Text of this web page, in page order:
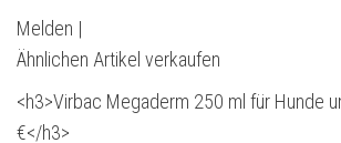
Melden |
Ähnlichen Artikel verkaufen
<h3>Virbac Megaderm 250 ml für Hunde
€</h3>